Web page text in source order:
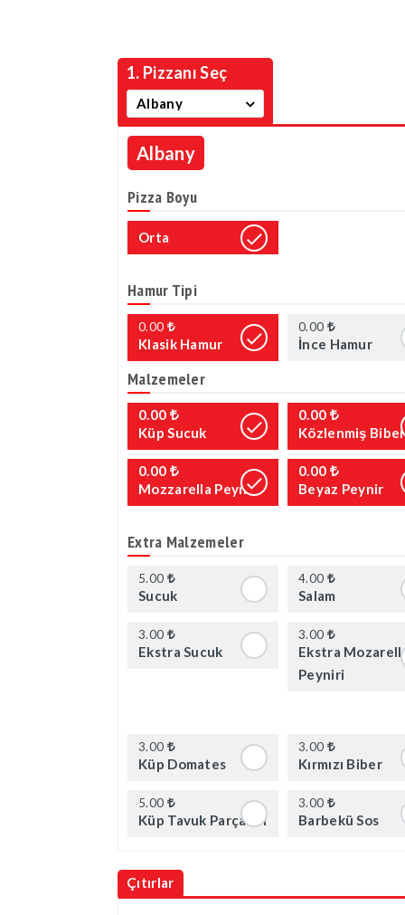
1. Pizzanı Seç
Albany
Albany
Pizza Boyu
Orta
Hamur Tipi
0.00
Klasik Hamur
0.00
İnce Hamur
Malzemeler
0.00
Küp Sucuk
0.00
Közlenmiş Biber
0.00
Mozzarella Peyniri
0.00
Beyaz Peynir
Extra Malzemeler
5.00
Sucuk
4.00
Salam
3.00
Ekstra Sucuk
3.00
Ekstra
Peyniri
3.00
Küp Domates
3.00
Kırmızı Biber
5.00
Küp Tavuk Parçaları
3.00
Barbekü Sos
Çıtırlar